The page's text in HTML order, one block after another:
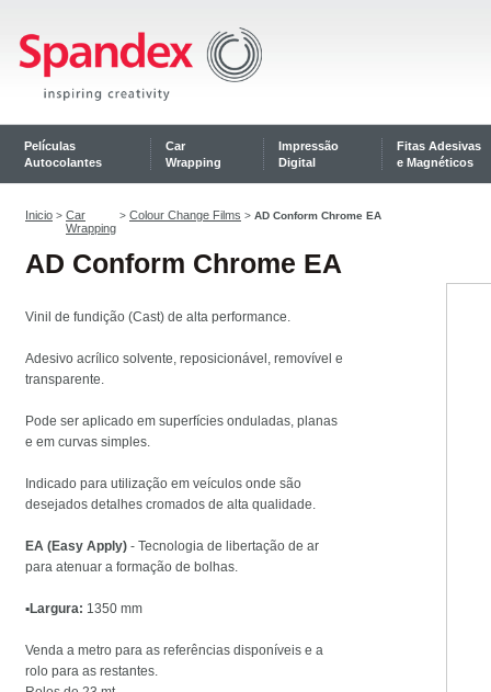
Películas
Autocolantes
Car
Wrapping
Impressão
Digital
Fitas Adesivas
e Magnéticos
Inicio > Car
Wrapping
> Colour Change Films > AD Conform Chrome EA
AD Conform Chrome EA
Vinil de fundição (Cast) de alta performance.
Adesivo acrílico solvente, reposicionável, removível e
transparente.
Pode ser aplicado em superfícies onduladas, planas
e em curvas simples.
Indicado para utilização em veículos onde são
desejados detalhes cromados de alta qualidade.
EA (Easy Apply) - Tecnologia de libertação de ar
para atenuar a formação de bolhas.
▪️Largura: 1350 mm
Venda a metro para as referências disponíveis e a
rolo para as restantes.